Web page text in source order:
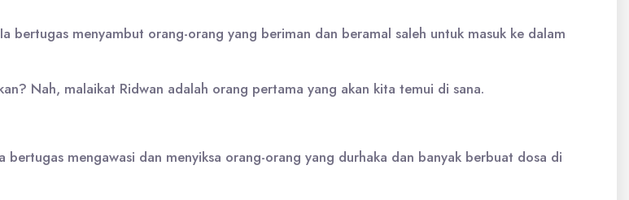
bertugas menyambut orang-orang yang beriman dan beramal saleh untuk masuk ke dalam
Nah, malaikat Ridwan adalah orang pertama yang akan kita temui di sana.
mengawasi dan menyiksa orang-orang yang durhaka dan banyak berbuat dosa di